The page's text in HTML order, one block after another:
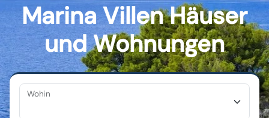
Marina Villen Häuser
und Wohnungen
Wohin